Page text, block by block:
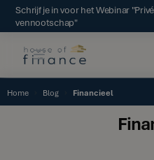
Schrijf je in voor het Webinar
vennootschap"
Home Blog Financieel